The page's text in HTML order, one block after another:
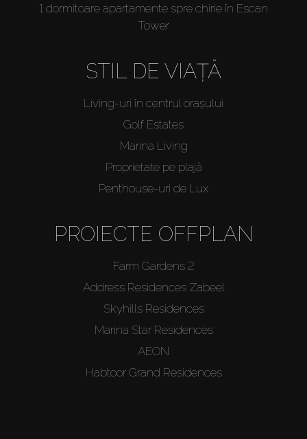
1 dormitoare apartamente spre chirie în Escan
Tower
STIL DE VIAȚĂ
Living-uri în centrul orașului
Golf Estates
Marina Living
Proprietate pe plajă
Penthouse-uri de Lux
PROIECTE OFFPLAN
Farm Gardens 2
Address Residences Zabeel
Skyhills Residences
Marina Star Residences
AEON
Habtoor Grand Residences